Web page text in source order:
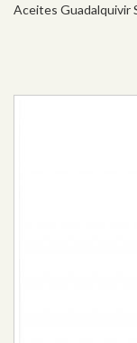
Aceites Guadalquivir